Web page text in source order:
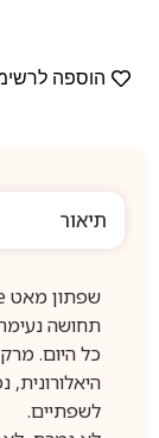
הוספה
תיאור
תחושה
כל היום.
לשפתיים.